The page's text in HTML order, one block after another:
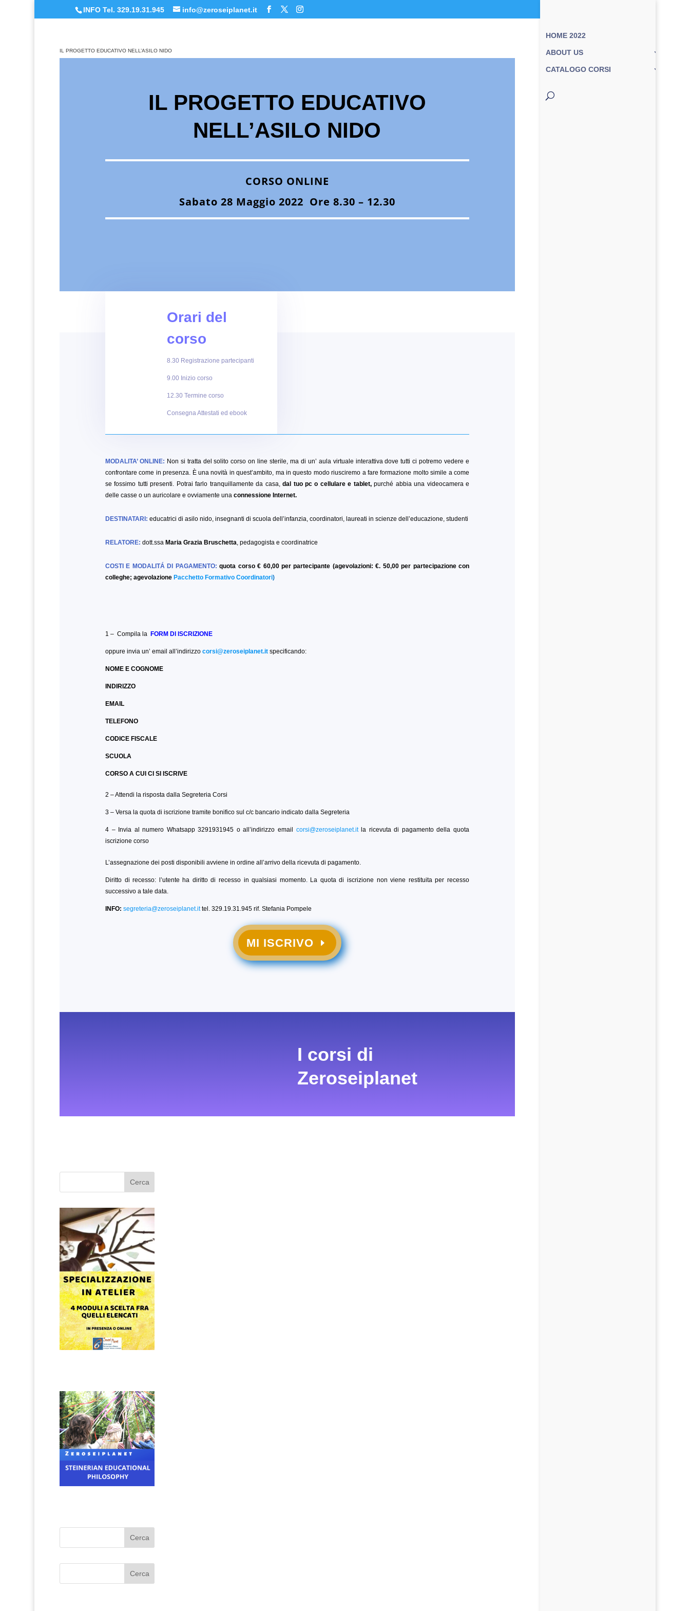
INFO Tel. 329.19.31.945 info@zeroseiplanet.it
HOME 2022
ABOUT US
CATALOGO CORSI
IL PROGETTO EDUCATIVO NELL’ASILO NIDO
IL PROGETTO EDUCATIVO
NELL’ASILO NIDO
CORSO ONLINE
Sabato 28 Maggio 2022 Ore 8.30 – 12.30
Orari del
corso
8.30 Registrazione partecipanti
9.00 Inizio corso
12.30 Termine corso
Consegna Attestati ed ebook
MODALITA’ ONLINE: Non si tratta del solito corso on line sterile, ma di un’ aula virtuale interattiva dove tutti ci potremo vedere e
confrontare come in presenza. È una novità in quest’ambito, ma in questo modo riusciremo a fare formazione molto simile a come
se fossimo tutti presenti. Potrai farlo tranquillamente da casa,dal tuo pc o cellulare e tablet,purché abbia una videocamera e
delle casse o un auricolare e ovviamente unaconnessione Internet.
DESTINATARI: educatrici di asilo nido, insegnanti di scuola dell’infanzia, coordinatori, laureati in scienze dell’educazione,studenti
RELATORE: dott.ssa Maria Grazia Bruschetta, pedagogista e coordinatrice
COSTI E MODALITÁ DI PAGAMENTO: quota corso € 60,00 per partecipante (agevolazioni: €. 50,00 per partecipazione con
colleghe; agevolazione Pacchetto Formativo Coordinatori)
1 – Compila la FORM DI ISCRIZIONE
oppure invia un’ email all’indirizzocorsi@zeroseiplanet.it specificando:
NOME E COGNOME
INDIRIZZO
EMAIL
TELEFONO
CODICE FISCALE
SCUOLA
CORSO A CUI CI SI ISCRIVE
2 – Attendi la risposta dalla Segreteria Corsi
3 – Versa la quota di iscrizione tramite bonifico sul c/c bancario indicato dalla Segreteria
4 – Invia al numero Whatsapp 3291931945 o all’indirizzo email corsi@zeroseiplanet.itla ricevuta di pagamento della quota
iscrizione corso
L’assegnazione dei posti disponibili avviene in ordine all’arrivo della ricevuta di pagamento.
Diritto di recesso: l’utente ha diritto di recesso in qualsiasi momento. La quota di iscrizione non viene restituita per recesso
successivo a tale data.
INFO: segreteria@zeroseiplanet.ittel. 329.19.31.945 rif. Stefania Pompele
MI ISCRIVO
I corsi di
Zeroseiplanet
Cerca
Cerca
Cerca